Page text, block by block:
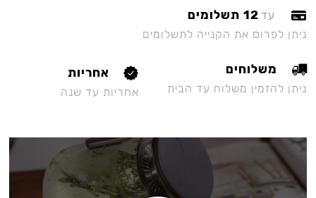
עד 12 תשלומים
ניתן לפרוס את הקנייה לתשלומים
משלוחים
ניתן להזמין משלוח עד הבית
אחריות
אחריות עד שנה